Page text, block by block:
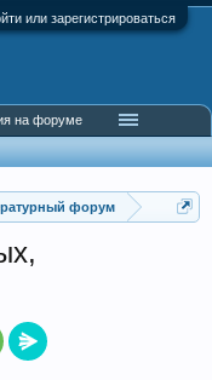
или зарегистрироваться
форум
на форуме